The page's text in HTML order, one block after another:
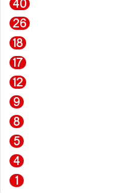
26
18
17
12
9
8
5
4
1